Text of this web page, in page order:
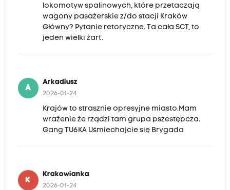
lokomotyw spalinowych, które przetaczają
wagony pasażerskie z/do stacji Kraków
Główny? Pytanie retoryczne. Ta cała SCT, to
jeden wielki żart.
A
Arkadiusz
2026-01-24
Krajów to strasznie opresyjne miasto.Mam
wrażenie że rządzi tam grupa pszestępcza.
Gang TU6KA Uśmiechajcie się Brygada
K
Krakowianka
2026-01-24